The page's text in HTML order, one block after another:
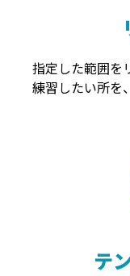
指定した範囲を
練習したい所を
テ